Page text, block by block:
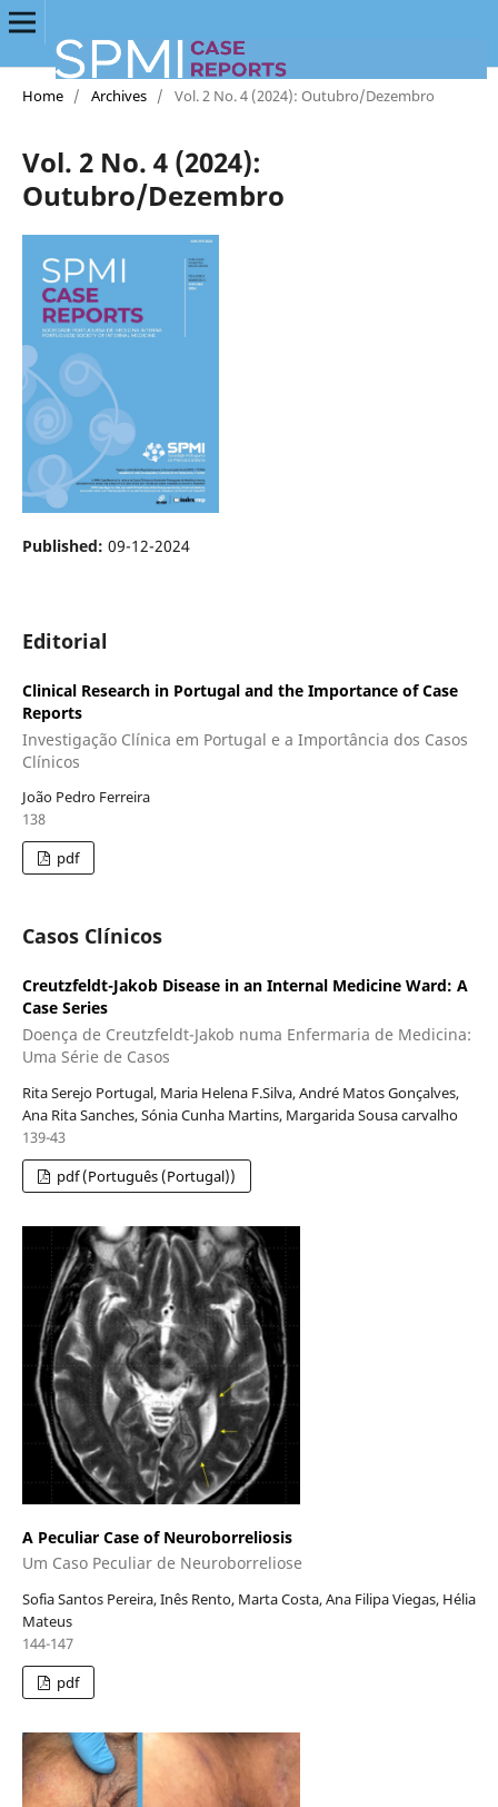
Home / Archives / Vol. 2 No. 4 (2024): Outubro/Dezembro
Vol. 2 No. 4 (2024):
Outubro/Dezembro
Published: 09-12-2024
Editorial
Clinical Research in Portugal and the Importance of Case
Reports
Investigação Clínica em Portugal e a Importância dos Casos
Clínicos
João Pedro Ferreira
138
pdf
Casos Clínicos
Creutzfeldt-Jakob Disease in an Internal Medicine Ward: A
Case Series
Doença de Creutzfeldt-Jakob numa Enfermaria de Medicina:
Uma Série de Casos
Rita Serejo Portugal, Maria Helena F.Silva, André Matos Gonçalves,
Ana Rita Sanches, Sónia Cunha Martins, Margarida Sousa carvalho
139-43
pdf (Português (Portugal))
A Peculiar Case of Neuroborreliosis
Um Caso Peculiar de Neuroborreliose
Sofia Santos Pereira, Inês Rento, Marta Costa, Ana Filipa Viegas, Hélia
Mateus
144-147
pdf